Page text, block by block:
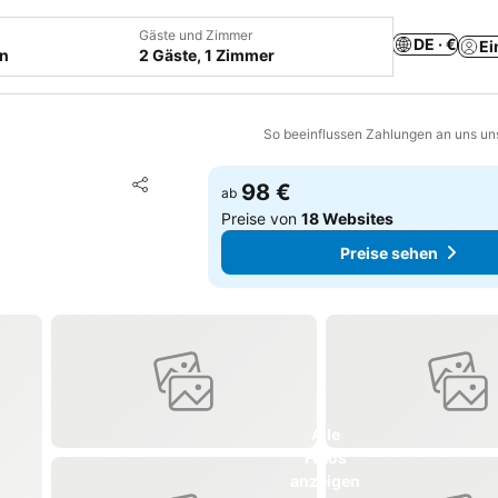
Gäste und Zimmer
2 Gäste, 1 Zimmer
DE · €
So beeinflussen Zahlungen an uns
Teilen
Zu Favoriten hinzufügen
ab 98 €
Preise von18 Websites
Preise sehen